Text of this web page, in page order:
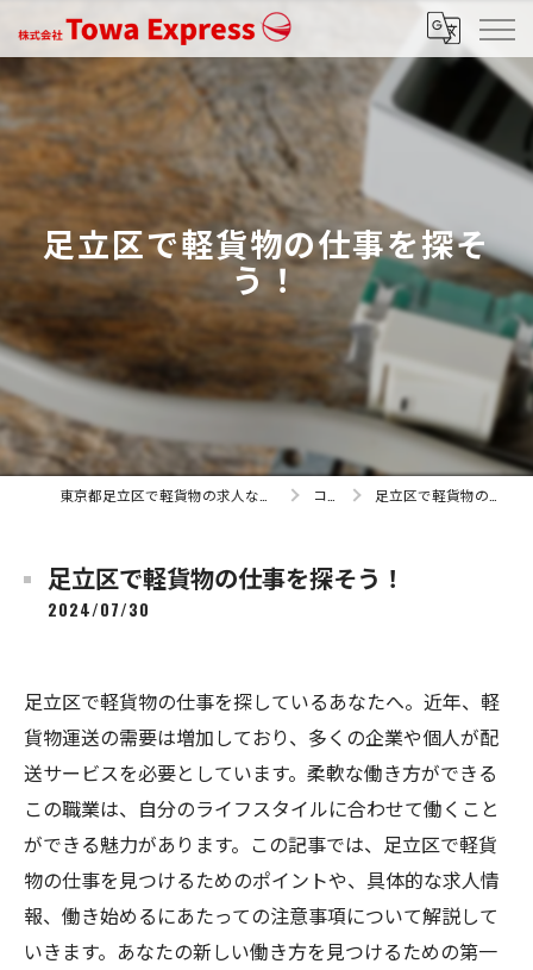
足立区で軽貨物の仕事を探そ
う！
コラム 足立区で軽貨物の仕事を探そう！
足立区で軽貨物の仕事を探そう！
2024/07/30
足立区で軽貨物の仕事を探しているあなたへ。近年、軽
貨物運送の需要は増加しており、多くの企業や個人が配
送サービスを必要としています。柔軟な働き方ができる
この職業は、自分のライフスタイルに合わせて働くこと
ができる魅力があります。この記事では、足立区で軽貨
物の仕事を見つけるためのポイントや、具体的な求人情
報、働き始めるにあたっての注意事項について解説して
いきます。あなたの新しい働き方を見つけるための第一